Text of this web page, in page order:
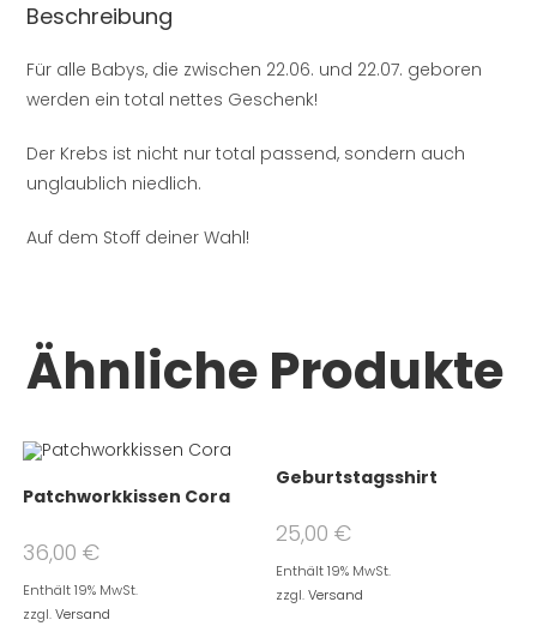
Beschreibung
Für alle Babys, die zwischen 22.06. und 22.07. geboren
werden ein total nettes Geschenk!
Der Krebs ist nicht nur total passend, sondern auch
unglaublich niedlich.
Auf dem Stoff deiner Wahl!
Ähnliche Produkte
Patchworkkissen Cora
36,00 €
Enthält 19% MwSt.
zzgl.Versand
Geburtstagsshirt
25,00€
Enthält 19% MwSt.
zzgl.Versand